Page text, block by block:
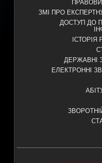
ЗМІ ПРО
ДОСТУП ДО
ІСТОРІЯ
ДЕРЖАВНІ
ЕЛЕКТРОННІ